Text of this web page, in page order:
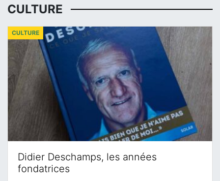
CULTURE
Didier Deschamps, les années
fondatrices
CULTURE